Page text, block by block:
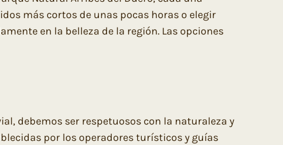
más cortos de unas pocas horas o elegir
en la belleza de la región. Las opciones
debemos ser respetuosos con la naturaleza y
por los operadores turísticos y guías